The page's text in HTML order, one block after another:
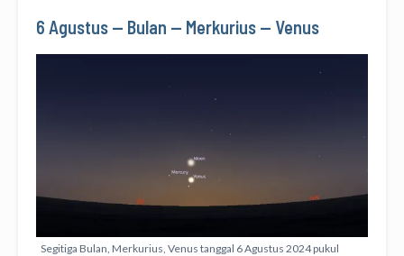
6 Agustus — Bulan — Merkurius — Venus
Segitiga Bulan, Merkurius, Venus tanggal 6 Agustus 2024 pukul